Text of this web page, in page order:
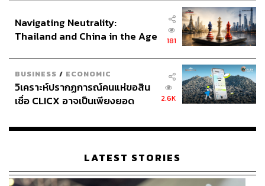
สิ่งหนึ่งที่ยากที่สุดในการจัดลำดับความสำคัญของงานคือการ
แยกให้ออกระหว่างงานที่สำคัญจริงๆ กับงานที่ทำให้รู้สึกว่า
อยู่ระดับเดียวกับงานที่สำคัญ เมื่อเราต้องทำงานที่มีความซับ
นี่คือวิธีการของ ไบรอัน เทรซี (Brian Tracy) ผู้เขียนหนังสือ
วิธีการนี้มีชื่อว่า ABCDE เป็นวิธีที่แยกระดับออกจากตัวงาน
มากสุดที่ A ลงไปน้อยสุด จากนั้นสำหรับงานที่มีตัว A ให้ใส่
ทำวนจนกว่าจะครบถึงตัวอักษร E
Navigating Neutrality:
Thailand and China in the Age
181
BUSINESS / ECONOMIC
วิเคราะห์ปรากฏการณ์คนแห่ขอสิน
เชื่อ CLICX อาจเป็นเพียงยอด
เรือนไทยที่ถูกซุกไว้
2.6K
LATEST STORIES